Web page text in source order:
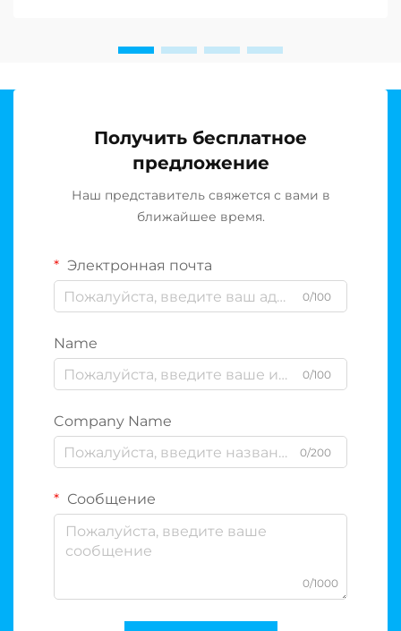
резервуарах для хранения ультраочищенной
Получить бесплатное
предложение
Наш представитель свяжется с вами в
ближайшее время.
Электронная почта
0/100
Name
0/100
Company Name
0/200
Сообщение
0/1000